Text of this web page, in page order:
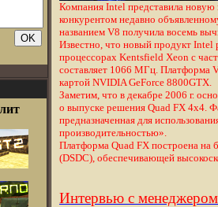
Компания Intel представила новую
конкурентом недавно
названием V8 получила восемь
Известно, что новый продукт Intel
процессорах Kentsfield Xeon с
составляет 1066 МГц. Платформа
картой NVIDIA GeForce 8800GTX.
Заметим, что в декабре 2006 г.
о выпуске решения Quad FX 4x4.
предназначенная для
производительностью».
Платформа Quad FX построена на
(DSDC), обеспечивающей
Интервью с